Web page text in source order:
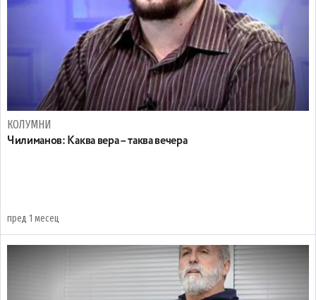
КОЛУМНИ
Чилиманов: Каква вера – таква вечера
пред 1 месец